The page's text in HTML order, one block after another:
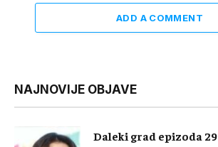
ADD A COMMENT
NAJNOVIJE OBJAVE
Daleki grad epizoda 29